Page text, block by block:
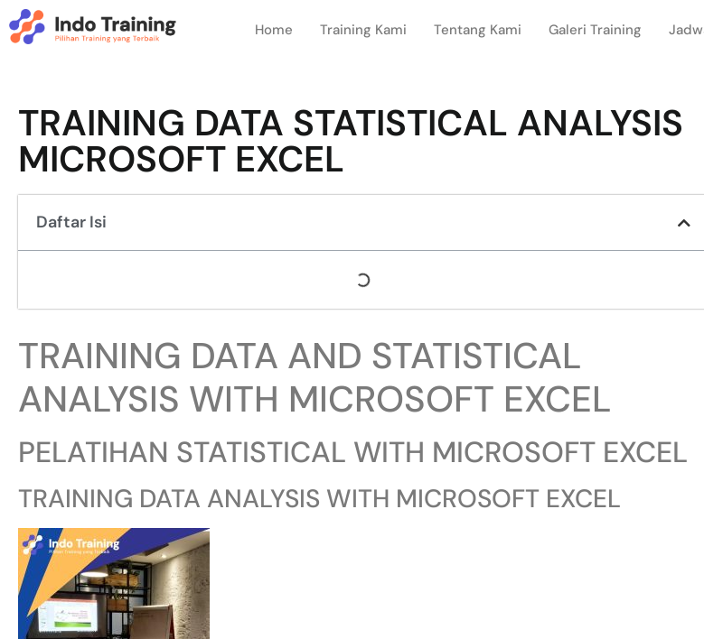
Home Training Kami Tentang Kami Galeri Training
TRAINING DATA STATISTICAL ANALYSIS
MICROSOFT EXCEL
Daftar Isi
TRAINING DATA AND STATISTICAL
ANALYSIS WITH MICROSOFT EXCEL
PELATIHAN STATISTICAL WITH MICROSOFT EXCEL
TRAINING DATA ANALYSIS WITH MICROSOFT EXCEL